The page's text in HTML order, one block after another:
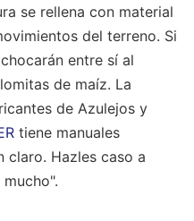
se rellena con material
del terreno. Si
entre sí al
de maíz. La
de Azulejos y
tiene manuales
claro. Hazles caso a